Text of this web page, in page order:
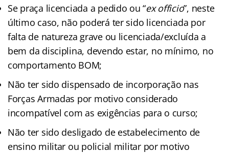
Se praça licenciada a pedido ou “ex officio”, neste
último caso, não poderá ter sido licenciada por
falta de natureza grave ou licenciada/excluída a
bem da disciplina, devendo estar, no mínimo, no
comportamento BOM;
Não ter sido dispensado de incorporação nas
Forças Armadas por motivo considerado
incompatível com as exigências para o curso;
Não ter sido desligado de estabelecimento de
ensino militar ou policial militar por motivo